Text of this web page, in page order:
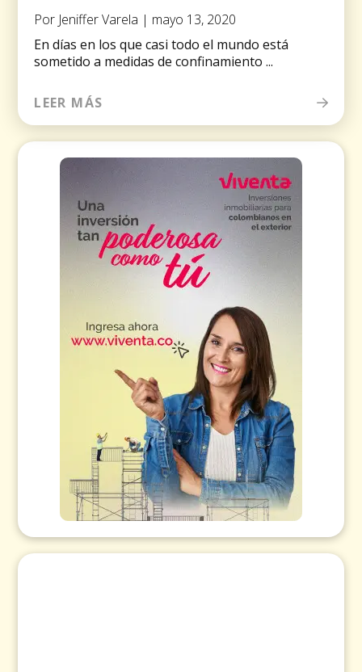
Por Jeniffer Varela | mayo 13, 2020
En días en los que casi todo el mundo está
sometido a medidas de confinamiento ...
LEER MÁS